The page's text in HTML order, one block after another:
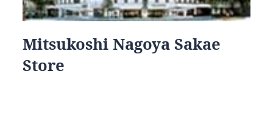
Mitsukoshi Nagoya Sakae
Store